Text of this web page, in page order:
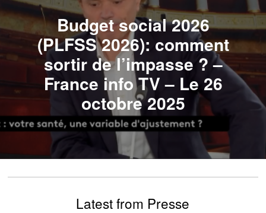
Budget social 2026
(PLFSS 2026): comment
sortir de l’impasse ? –
France info TV – Le 26
octobre 2025
Latest from Presse